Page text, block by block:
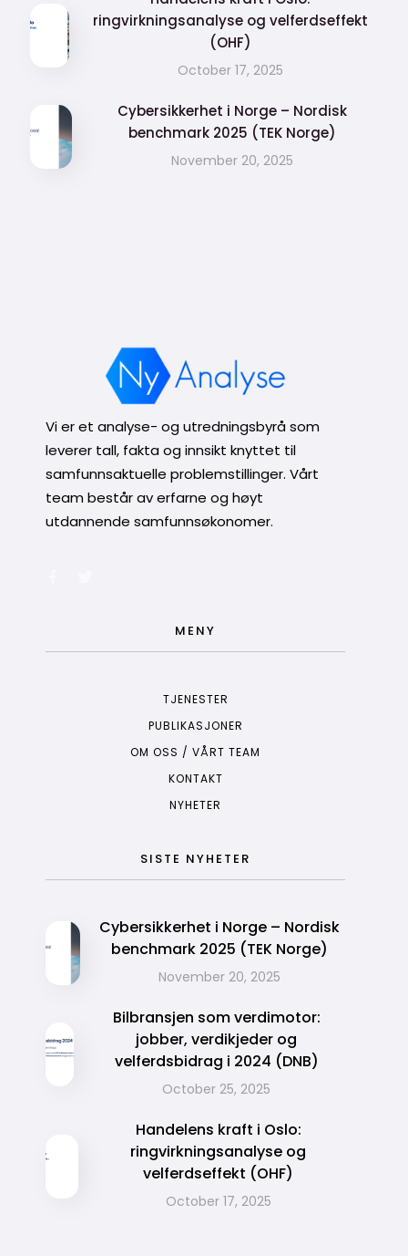
ringvirkningsanalyse og velferdseffekt
(OHF)
October 17, 2025
Cybersikkerhet i Norge – Nordisk
benchmark 2025 (TEK Norge)
November 20, 2025
Vi er et analyse- og utredningsbyrå som
leverer tall, fakta og innsikt knyttet til
samfunnsaktuelle problemstillinger. Vårt
team består av erfarne og høyt
utdannende samfunnsøkonomer.
MENY
TJENESTER
PUBLIKASJONER
OM OSS / VÅRT TEAM
KONTAKT
NYHETER
SISTE NYHETER
Cybersikkerhet i Norge – Nordisk
benchmark 2025 (TEK Norge)
November 20, 2025
Bilbransjen som verdimotor:
jobber, verdikjeder og
velferdsbidrag i 2024 (DNB)
October 25, 2025
Handelens kraft i Oslo:
ringvirkningsanalyse og
velferdseffekt (OHF)
October 17, 2025